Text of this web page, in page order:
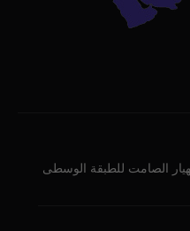
الصامت للطبقة الوسطى